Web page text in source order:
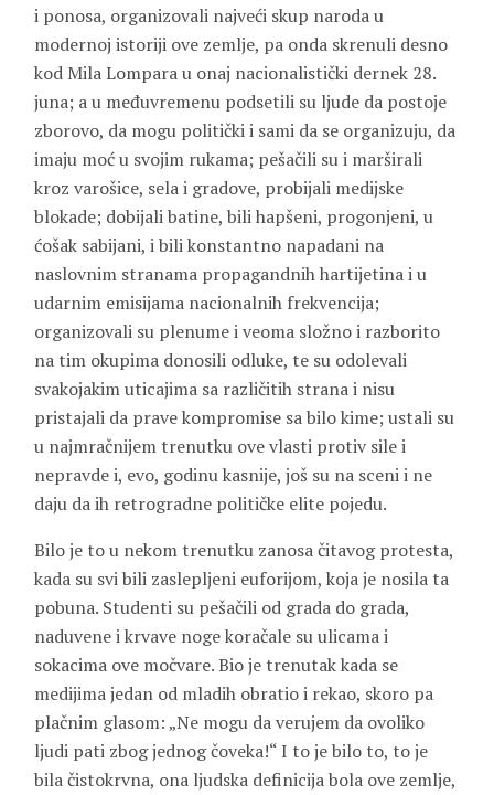
i ponosa, organizovali najveći skup naroda u
modernoj istoriji ove zemlje, pa onda skrenuli desno
kod Mila Lompara u onaj nacionalistički dernek 28.
juna; a u međuvremenu podsetili su ljude da postoje
zborovo, da mogu politički i sami da se organizuju, da
imaju moć u svojim rukama; pešačili su i marširali
kroz varošice, sela i gradove, probijali medijske
blokade; dobijali batine, bili hapšeni, progonjeni, u
ćošak sabijani, i bili konstantno napadani na
naslovnim stranama propagandnih hartijetina i u
udarnim emisijama nacionalnih frekvencija;
organizovali su plenume i veoma složno i razborito
na tim okupima donosili odluke, te su odolevali
svakojakim uticajima sa različitih strana i nisu
pristajali da prave kompromise sa bilo kime; ustali su
u najmračnijem trenutku ove vlasti protiv sile i
nepravde i, evo, godinu kasnije, još su na sceni i ne
daju da ih retrogradne političke elite pojedu.
Bilo je to u nekom trenutku zanosa čitavog protesta,
kada su svi bili zaslepljeni euforijom, koja je nosila ta
pobuna. Studenti su pešačili od grada do grada,
naduvene i krvave noge koračale su ulicama i
sokacima ove močvare. Bio je trenutak kada se
medijima jedan od mladih obratio i rekao, skoro pa
plačnim glasom: „Ne mogu da verujem da ovoliko
ljudi pati zbog jednog čoveka!“ I to je bilo to, to je
bila čistokrvna, ona ljudska definicija bola ove zemlje,